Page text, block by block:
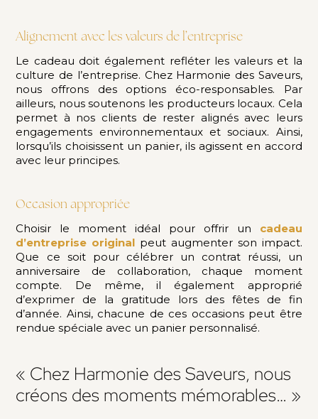
Alignement avec les valeurs de l’entreprise
Le cadeau doit également refléter les valeurs et la
culture de l’entreprise. Chez Harmonie des Saveurs,
nous offrons des options éco-responsables. Par
ailleurs, nous soutenons les producteurs locaux. Cela
permet à nos clients de rester alignés avec leurs
engagements environnementaux et sociaux. Ainsi,
lorsqu’ils choisissent un panier, ils agissent en accord
avec leur principes.
Occasion appropriée
Choisir le moment idéal pour offrir un cadeau
d’entreprise original peut augmenter son impact.
Que ce soit pour célébrer un contrat réussi, un
anniversaire de collaboration, chaque moment
compte. De même, il également approprié
d’exprimer de la gratitude lors des fêtes de fin
d’année. Ainsi, chacune de ces occasions peut être
rendue spéciale avec un panier personnalisé.
« Chez Harmonie des Saveurs, nous
créons des moments mémorables… »